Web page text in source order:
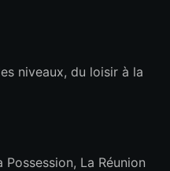
niveaux, du loisir à la
La Réunion